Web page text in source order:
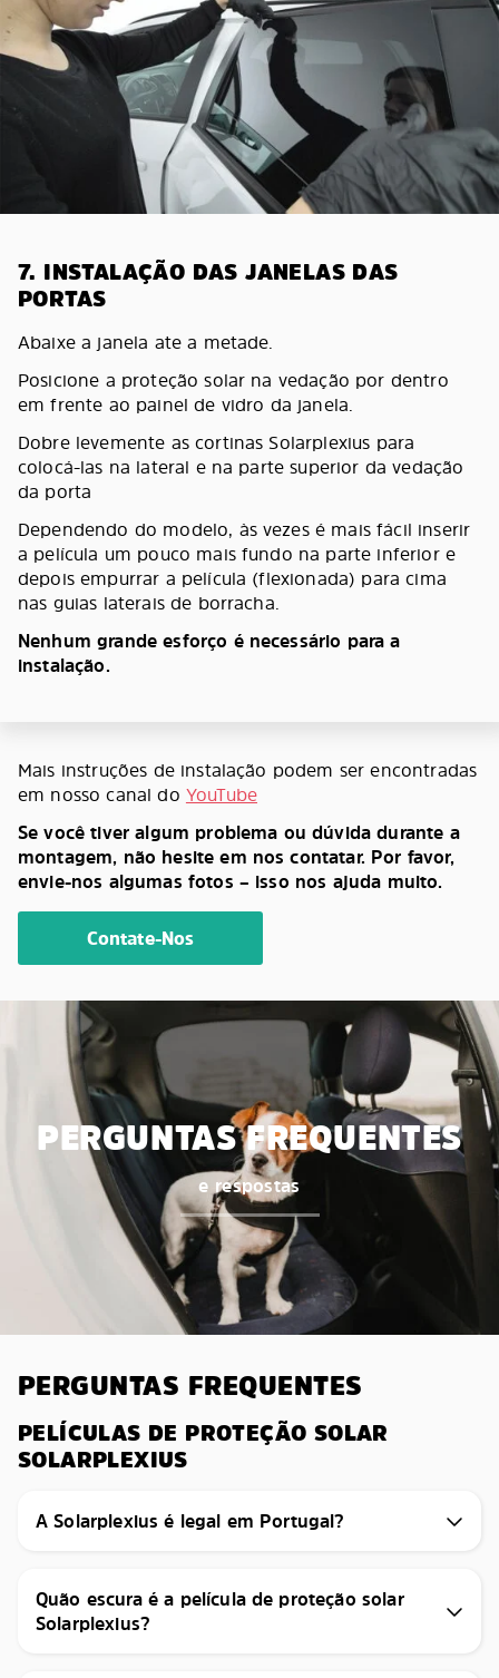
7. INSTALAÇÃO DAS JANELAS DAS
PORTAS
Abaixe a janela ate a metade.
Posicione a proteção solar na vedação por dentro
em frente ao painel de vidro da janela.
Dobre levemente as cortinas Solarplexius para
colocá-las na lateral e na parte superior da vedação
da porta
Dependendo do modelo, às vezes é mais fácil inserir
a película um pouco mais fundo na parte inferior e
depois empurrar a película (flexionada) para cima
nas guias laterais de borracha.
Nenhum grande esforço é necessário para a
instalação.
Mais instruções de instalação podem ser encontradas
em nosso canal do YouTube
Se você tiver algum problema ou dúvida durante a
montagem, não hesite em nos contatar. Por favor,
envie-nos algumas fotos – isso nos ajuda muito.
Contate-Nos
PERGUNTAS FREQUENTES
e respostas
PERGUNTAS FREQUENTES
PELÍCULAS DE PROTEÇÃO SOLAR
SOLARPLEXIUS
A Solarplexius é legal em Portugal?
Quão escura é a película de proteção solar
Solarplexius?